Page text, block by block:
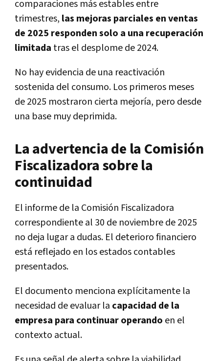
comparaciones más estables entre
trimestres, las mejoras parciales en ventas
de 2025 responden solo a una recuperación
limitada tras el desplome de 2024.
No hay evidencia de una reactivación
sostenida del consumo. Los primeros meses
de 2025 mostraron cierta mejoría, pero desde
una base muy deprimida.
La advertencia de la Comisión
Fiscalizadora sobre la
continuidad
El informe de la Comisión Fiscalizadora
correspondiente al 30 de noviembre de 2025
no deja lugar a dudas. El deterioro financiero
está reflejado en los estados contables
presentados.
El documento menciona explícitamente la
necesidad de evaluar la capacidad de la
empresa para continuar operando en el
contexto actual.